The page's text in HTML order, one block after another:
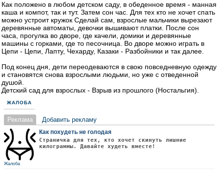
Как положено в любом детском саду, в обеденное время - манная
каша и компот, так и тут. Затем сон час. Для тех кто не хочет спать
можно устроит кружок Сделай сам, взрослые мальчики вырезают
деревянные автоматы, девочки вышивают платки. После сон
часа, прогулка во дворе, где качели, домики и деревянные
машины с горками, где то песочница. Во дворе можно играть в
Цепи - Цепи, Лапту, Чехарду, Казаки - Разбойники и так далее.
Под конец дня, дети переодеваются в свою повседневную одежду
и становятся снова взрослыми людьми, но уже с отведенной
душой.
Детский сад для взрослых - Взрыв из прошлого (Ностальгия).
ЖАЛОБА
Реклама Добавить рекламу
Как похудеть не голодая
Страничка для тех, кто хочет скинуть лишние
килограммы. Давайте худеть вместе!
Жалоба